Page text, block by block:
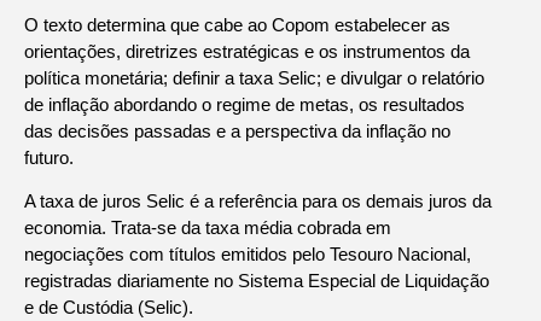
O texto determina que cabe ao Copom estabelecer as
orientações, diretrizes estratégicas e os instrumentos da
política monetária; definir a taxa Selic; e divulgar o relatório
de inflação abordando o regime de metas, os resultados
das decisões passadas e a perspectiva da inflação no
futuro.
A taxa de juros Selic é a referência para os demais juros da
economia. Trata-se da taxa média cobrada em
negociações com títulos emitidos pelo Tesouro Nacional,
registradas diariamente no Sistema Especial de Liquidação
e de Custódia (Selic).